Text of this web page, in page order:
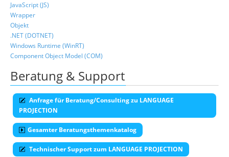
JavaScript (JS)
Wrapper
Objekt
.NET (DOTNET)
Windows Runtime (WinRT)
Component Object Model (COM)
Beratung & Support
Anfrage für Beratung/Consulting zu LANGUAGE
PROJECTION
Gesamter Beratungsthemenkatalog
Technischer Support zum LANGUAGE PROJECTION